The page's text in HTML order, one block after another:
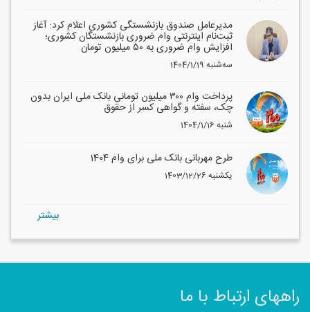
مدیرعامل صندوق بازنشستگی کشوری اعلام کرد: آغاز
ثبت‌نام اینترنتی وام ضروری بازنشستگان کشوری؛
افزایش وام ضروری به ۵۰ میلیون تومان
1404/1/19 سه‌شنبه
پرداخت وام ۳۰۰ میلیون تومانی بانک ملی ایران بدون
چک، سفته و گواهی کسر از حقوق
1404/1/16 شنبه
طرح مهربانی بانک ملی برای وام 1404
1403/12/26 یکشنبه
بيشتر
راههای ارتباط با ما